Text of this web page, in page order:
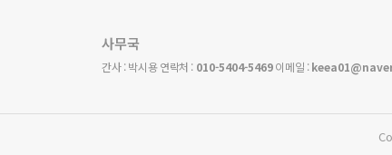
사무국
간사 : 박시용 연락처 : 010-5404-5469이메일 :